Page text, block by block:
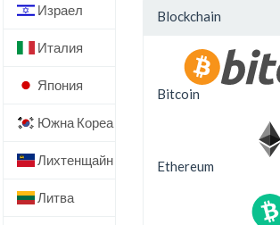
Израел
Италия
Япония
Южна Кореа
Лихтенщайн
Литва
Blockchain
Bitcoin
Ethereum